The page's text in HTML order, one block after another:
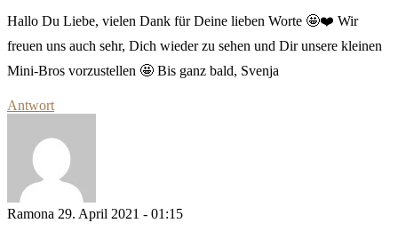
Hallo Du Liebe, vielen Dank für Deine lieben Worte 🤩❤️ Wir
freuen uns auch sehr, Dich wieder zu sehen und Dir unsere kleinen
Mini-Bros vorzustellen 🤩 Bis ganz bald, Svenja
Antwort
Ramona 29. April 2021 - 01:15